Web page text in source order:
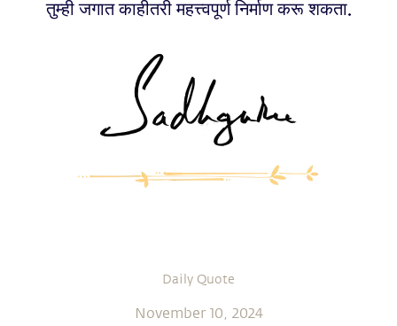
तुम्ही जगात काहीतरी महत्त्वपूर्ण निर्माण करू शकता.
Daily Quote
November 10, 2024